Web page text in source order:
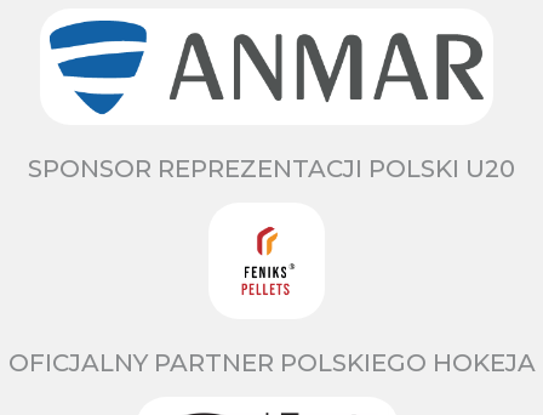
SPONSOR REPREZENTACJI POLSKI U20
OFICJALNY PARTNER POLSKIEGO HOKEJA